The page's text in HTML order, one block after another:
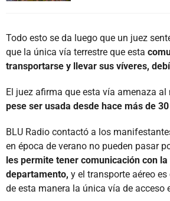
Todo esto se da luego que un juez
que la única vía terrestre que esta
transportarse y llevar sus víveres,
El juez afirma que esta vía amenaza al
pese ser usada desde hace más de
BLU Radio contactó a los
en época de verano no pueden pasar
les permite tener comunicación con
departamento, y el transporte aéreo
de esta manera la única vía de acceso